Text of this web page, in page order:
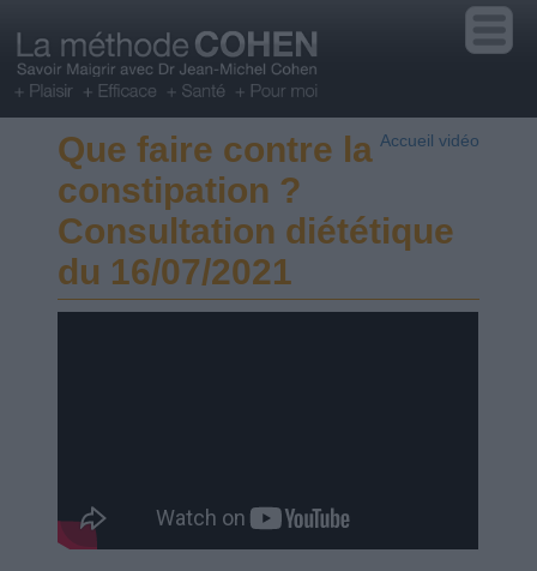
Accueil vidéo
Que faire contre la
constipation ?
Consultation diététique
du 16/07/2021